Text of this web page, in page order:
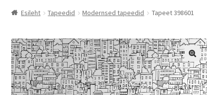
Esileht Tapeedid Modernsed tapeedid Tapeet 398601